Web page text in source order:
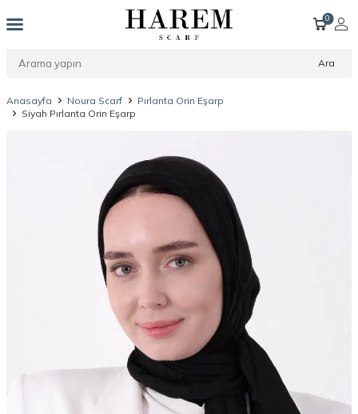
Ara
0
Anasayfa Noura Scarf
Pırlanta Orin Eşarp
Siyah Pırlanta Orin Eşarp